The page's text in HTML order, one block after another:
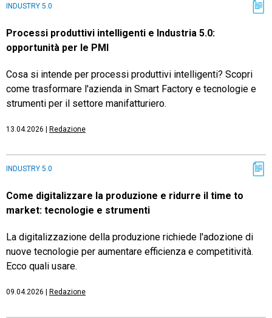
INDUSTRY 5.0
Processi produttivi intelligenti e Industria 5.0:
opportunità per le PMI
Cosa si intende per processi produttivi intelligenti? Scopri
come trasformare l'azienda in Smart Factory e tecnologie e
strumenti per il settore manifatturiero.
13.04.2026 Redazione
INDUSTRY 5.0
Come digitalizzare la produzione e ridurre il time to
market: tecnologie e strumenti
La digitalizzazione della produzione richiede l'adozione di
nuove tecnologie per aumentare efficienza e competitività.
Ecco quali usare.
09.04.2026 Redazione